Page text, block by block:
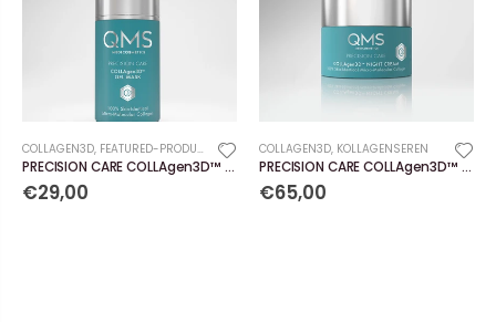
COLLAGEN3D, FEATURED-PRODUCTS
PRECISION CARE COLLAgen3D™ Gel Mask
€29,00
COLLAGEN3D, KOLLAGENSEREN
PRECISION CARE COLLAgen3D™ Night Cream
€65,00